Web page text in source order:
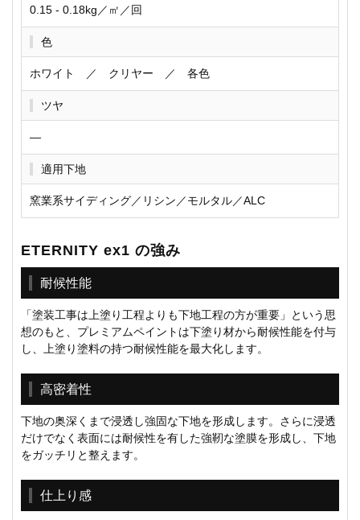
0.15 - 0.18kg／㎡／回
色
ホワイト ／ クリヤー ／ 各色
ツヤ
―
適用下地
窯業系サイディング／リシン／モルタル／ALC
ETERNITY ex1 の強み
耐候性能
「塗装工事は上塗り工程よりも下地工程の方が重要」という思
想のもと、プレミアムペイントは下塗り材から耐候性能を付与
し、上塗り塗料の持つ耐候性能を最大化します。
高密着性
下地の奥深くまで浸透し強固な下地を形成します。さらに浸透
だけでなく表面には耐候性を有した強靭な塗膜を形成し、下地
をガッチリと整えます。
仕上り感